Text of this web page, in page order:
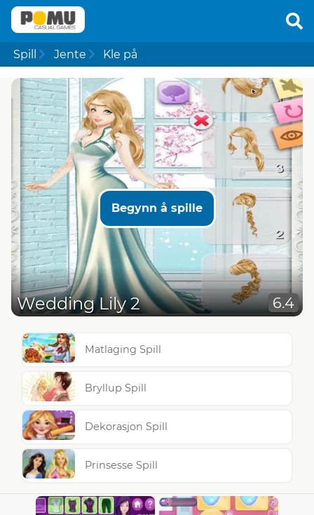
Spill Jente Kle på
Begynn å spille
Wedding Lily 2 6.4
Matlaging Spill
Bryllup Spill
Dekorasjon Spill
Prinsesse Spill